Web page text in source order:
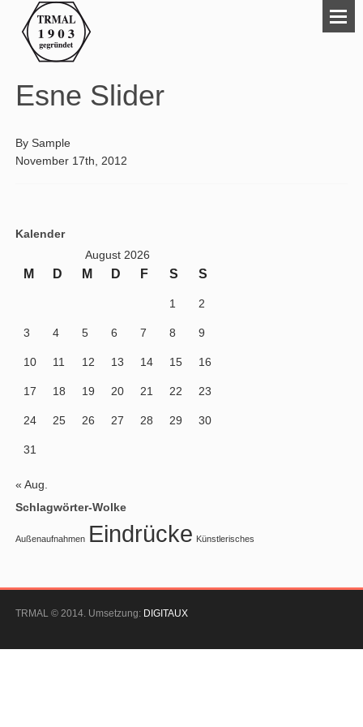
Esne Slider
BySample
November 17th, 2012
Kalender
August 2026
M D M D F S S
1 2
3 4 5 6 7 8 9
10 11 12 13 14 15 16
17 18 19 20 21 22 23
24 25 26 27 28 29 30
31
« Aug.
Schlagwörter-Wolke
Außenaufnahmen Eindrücke Künstlerisches
TRMAL © 2014. Umsetzung: DIGITAUX